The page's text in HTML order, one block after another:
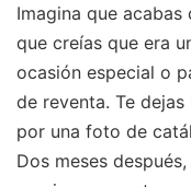
Imagina que
que creías que era
ocasión especial o
de reventa. Te
por una foto de
Dos meses